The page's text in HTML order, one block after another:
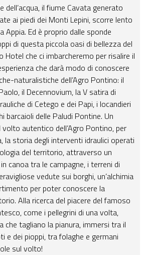
dell’acqua, il fiume Cavata generato
ai piedi dei Monti Lepini, scorre lento
Appia. Ed è proprio dalle sponde
di questa piccola oasi di bellezza del
Hotel che ci imbarcheremo per risalire il
che darà modo di conoscere
naturalistiche dell’Agro Pontino: il
il Decennovium, la V satira di
di Cetego e dei Papi, i locandieri
barcaioli delle Paludi Pontine. Un
autentico dell’Agro Pontino, per
la storia degli interventi idraulici operati
del territorio, attraverso un
canoa tra le campagne, i terreni di
vedute sui borghi, un’alchimia
per poter conoscere la
Alla ricerca del piacere del famoso
come i pellegrini di una volta,
che tagliano la pianura, immersi tra il
e dei pioppi, tra folaghe e germani
sul volto!